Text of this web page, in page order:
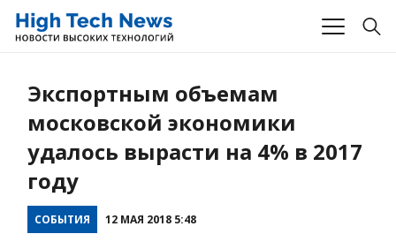
Экспортным объемам
московской экономики
удалось вырасти на 4% в 2017
году
СОБЫТИЯ 12 МАЯ 2018 5:48